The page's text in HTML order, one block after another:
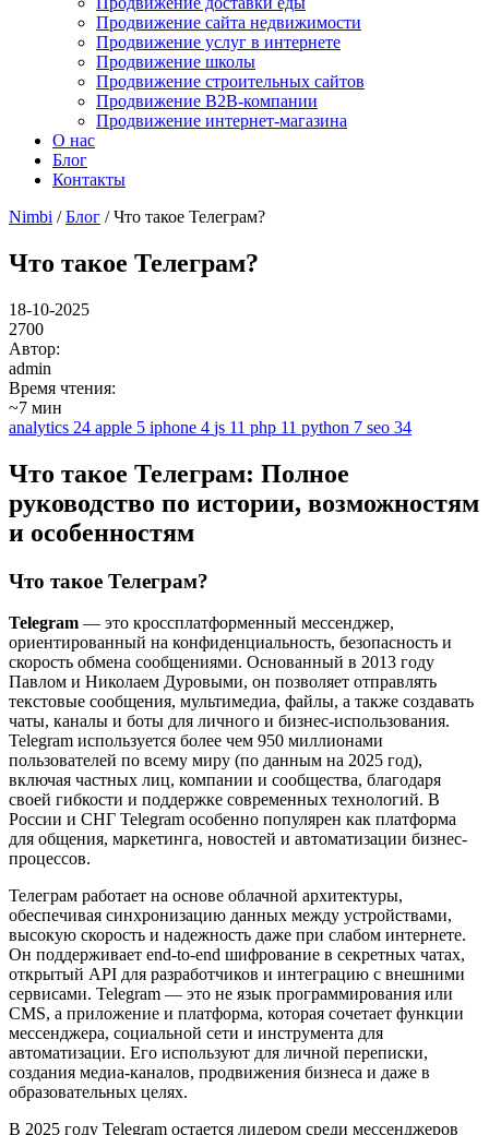
Продвижение сайта недвижимости
Продвижение услуг в интернете
Продвижение школы
Продвижение строительных сайтов
Продвижение B2B-компании
Продвижение интернет-магазина
О нас
Блог
Контакты
Nimbi /Блог / Что такое Телеграм?
Что такое Телеграм?
18-10-2025
2700
Автор:
admin
Время чтения:
~7 мин
analytics 24 apple 5 iphone 4 js 11 php 11 python 7 seo 34
Что такое Телеграм: Полное
руководство по истории, возможностям
и особенностям
Что такое Телеграм?
Telegram — это кроссплатформенный мессенджер,
ориентированный на конфиденциальность, безопасность и
скорость обмена сообщениями. Основанный в 2013 году
Павлом и Николаем Дуровыми, он позволяет отправлять
текстовые сообщения, мультимедиа, файлы, а также создавать
чаты, каналы и боты для личного и бизнес-использования.
Telegram используется более чем 950 миллионами
пользователей по всему миру (по данным на 2025 год),
включая частных лиц, компании и сообщества, благодаря
своей гибкости и поддержке современных технологий. В
России и СНГ Telegram особенно популярен как платформа
для общения, маркетинга, новостей и автоматизации бизнес-
процессов.
Телеграм работает на основе облачной архитектуры,
обеспечивая синхронизацию данных между устройствами,
высокую скорость и надежность даже при слабом интернете.
Он поддерживает end-to-end шифрование в секретных чатах,
открытый API для разработчиков и интеграцию с внешними
сервисами. Telegram — это не язык программирования или
CMS, а приложение и платформа, которая сочетает функции
мессенджера, социальной сети и инструмента для
автоматизации. Его используют для личной переписки,
создания медиа-каналов, продвижения бизнеса и даже в
образовательных целях.
В 2025 году Telegram остается лидером среди мессенджеров